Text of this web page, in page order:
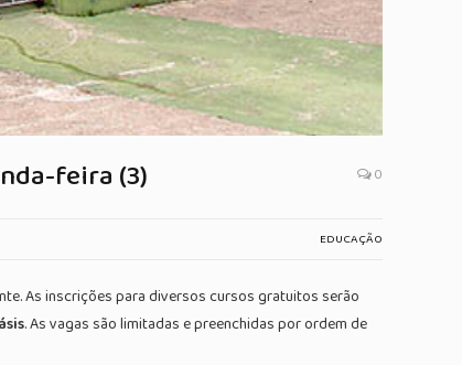
feira (3) 0
EDUCAÇÃO
As inscrições para diversos cursos gratuitos serão
. As vagas são limitadas e preenchidas por ordem de